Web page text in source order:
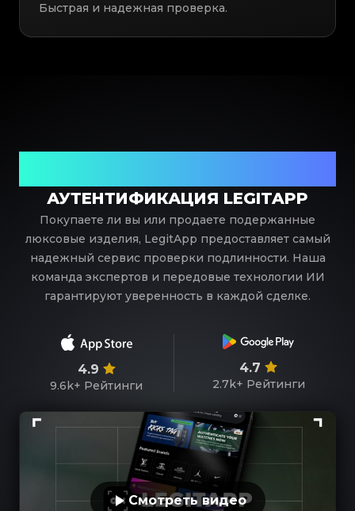
Быстрая и надежная проверка.
АУТЕНТИФИКАЦИЯ LEGITAPP
Покупаете ли вы или продаете подержанные
люксовые изделия, LegitApp предоставляет самый
надежный сервис проверки подлинности. Наша
команда экспертов и передовые технологии ИИ
гарантируют уверенность в каждой сделке.
4.9
9.6k+ Рейтинги
4.7
2.7k+ Рейтинги
Смотреть видео